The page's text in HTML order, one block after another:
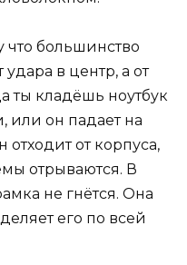
что большинство
в центр, а от
ты кладёшь ноутбук
или он падает на
отходит от корпуса,
отрываются. В
не гнётся. Она
его по всей